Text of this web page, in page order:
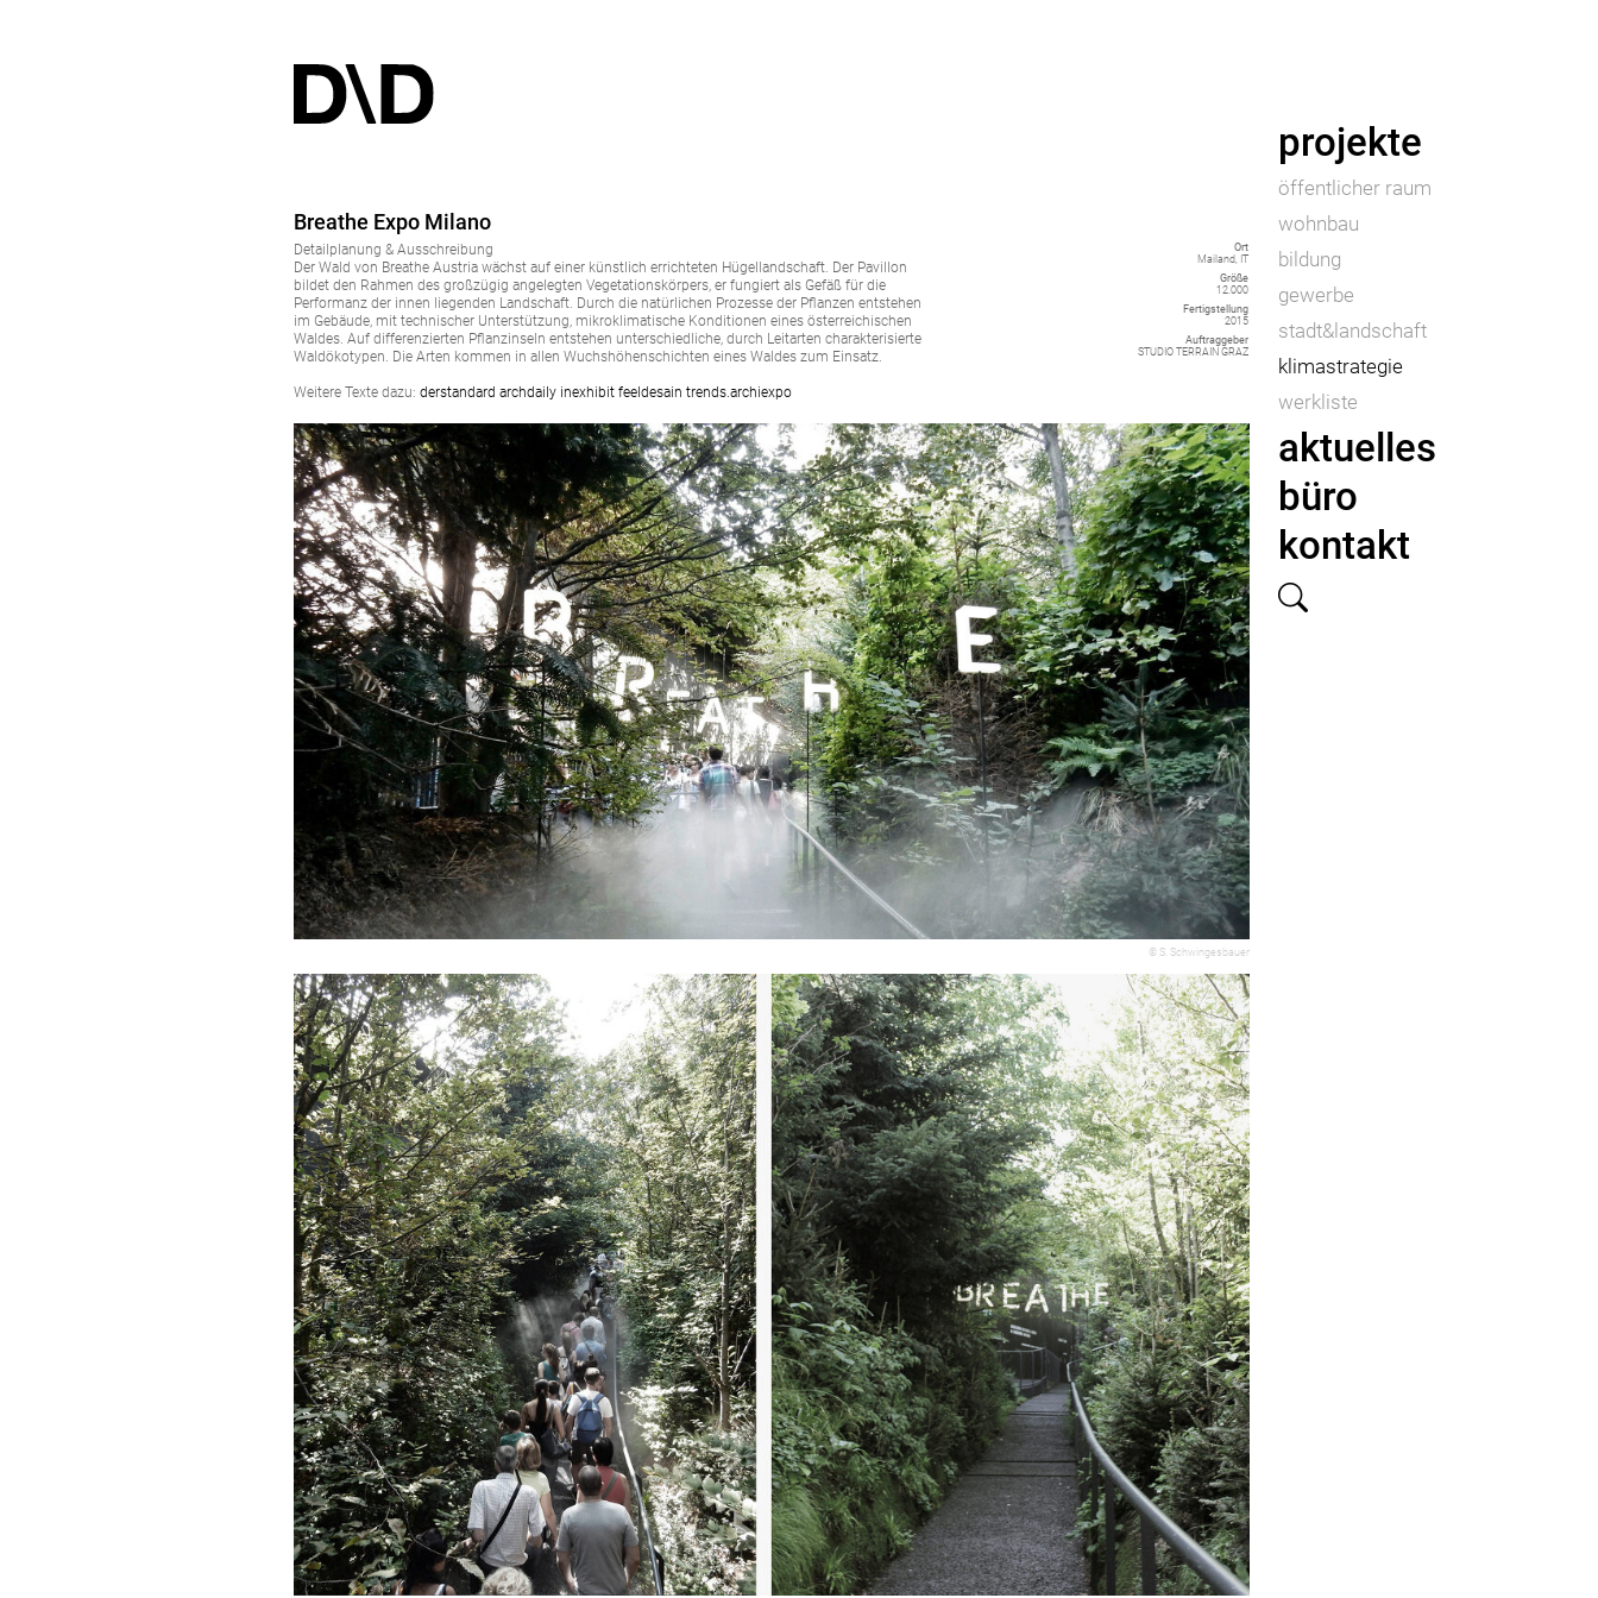
projekte
öffentlicher raum
wohnbau
bildung
gewerbe
stadt&landschaft
klimastrategie
werkliste
aktuelles
büro
kontakt
Breathe Expo Milano
Detailplanung & Ausschreibung
Der Wald von Breathe Austria wächst auf einer künstlich errichteten Hügellandschaft. Der Pavillon
bildet den Rahmen des großzügig angelegten Vegetationskörpers, er fungiert als Gefäß für die
Performanz der innen liegenden Landschaft. Durch die natürlichen Prozesse der Pflanzen entstehen
im Gebäude, mit technischer Unterstützung, mikroklimatische Konditionen eines österreichischen
Waldes. Auf differenzierten Pflanzinseln entstehen unterschiedliche, durch Leitarten charakterisierte
Waldökotypen. Die Arten kommen in allen Wuchshöhenschichten eines Waldes zum Einsatz.
Weitere Texte dazu:derstandard archdaily inexhibit feeldesain trends.archiexpo
Ort
Mailand, IT
Größe
12.000
Fertigstellung
2015
Auftraggeber
STUDIO TERRAIN GRAZ
© S. Schwingesbauer